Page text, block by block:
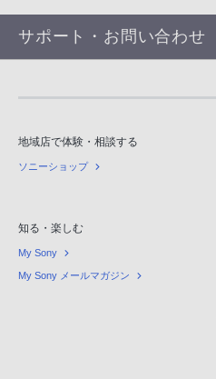
サポート・お問い合わせ
地域店で体験・相談する
ソニーショップ
知る・楽しむ
My Sony
My Sony メールマガジン